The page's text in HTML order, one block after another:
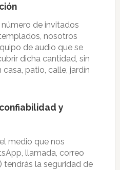
de invitados
nosotros
de audio que se
dicha cantidad, sin
casa, patio, calle, jardín
y
medio que nos
llamada, correo
tendrás la seguridad de